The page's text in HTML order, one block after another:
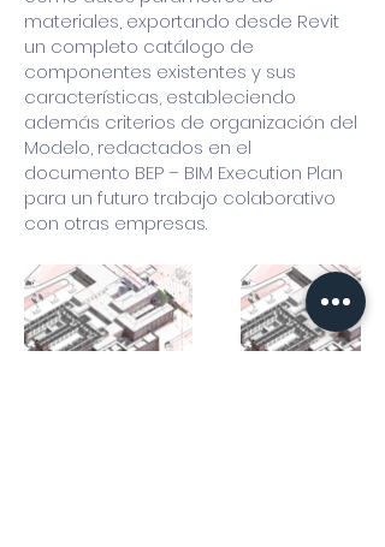
materiales, exportando desde Revit
un completo catálogo de
componentes existentes y sus
características, estableciendo
además criterios de organización del
Modelo, redactados en el
documento BEP – BIM Execution Plan
para un futuro trabajo colaborativo
con otras empresas.